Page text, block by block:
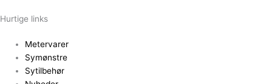
Hurtige links
Metervarer
Symønstre
Sytilbehør